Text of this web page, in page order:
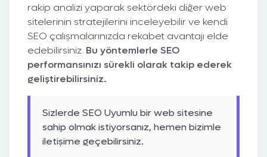
rakip analizi yaparak sektördeki diğer web
sitelerinin stratejilerini inceleyebilir ve kendi
SEO çalışmalarınızda rekabet avantajı elde
edebilirsiniz. Bu yöntemlerle SEO
performansınızı sürekli olarak takip ederek
geliştirebilirsiniz.
Sizlerde SEO Uyumlu bir web sitesine
sahip olmak istiyorsanız, hemen bizimle
iletişime geçebilirsiniz.